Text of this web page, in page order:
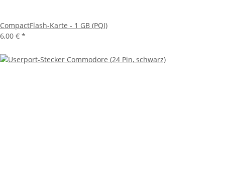
CompactFlash-Karte - 1 GB (PQI)
6,00 € *